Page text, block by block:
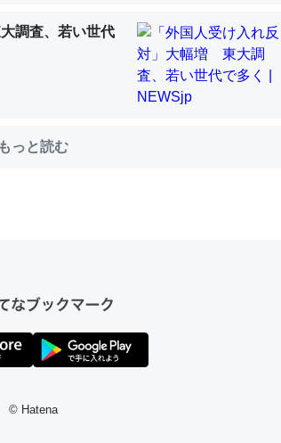
有してる。電池残量や充電中かが分かるのでこ
中でした。PrimeとかSpotifyを支払う孝行もで
にすると1週間とかの人が多いそうだけど、それ
ず……
調査、若い世代
もっと読む
© Hatena